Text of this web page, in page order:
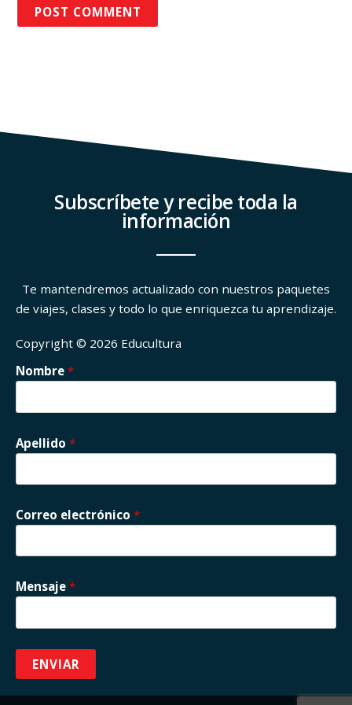
Subscríbete y recibe toda la
información
Te mantendremos actualizado con nuestros paquetes
de viajes, clases y todo lo que enriquezca tu aprendizaje.
Copyright © 2026 Educultura
Nombre *
Apellido *
Correo electrónico *
Mensaje *
ENVIAR